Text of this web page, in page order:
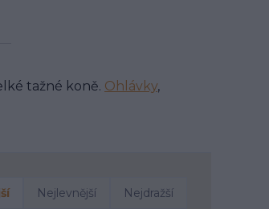
tažné koně. Ohlávky,
Nejlevnější Nejdražší